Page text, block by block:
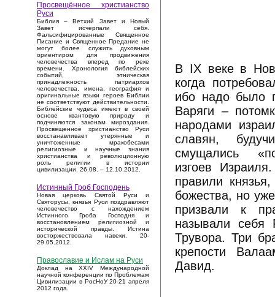
Просвещённое христианство
Руси
Библия – Ветхий Завет и Новый
Завет исчерпали себя.
Фальсифицированные Священное
Писание и Священное Предание не
могут более служить духовным
ориентиром для продвижения
человечества вперед по реке
времени. Хронология библейских
событий, этническая
принадлежность патриархов
человечества, имена, география и
оригинальные языки героев Библии
не соответствуют действительности.
Библейские чудеса имеют в своей
основе квантовую природу и
подчиняются законам мироздания.
Просвещенное христианство Руси
восстанавливает утерянные и
уничтоженные мракобесами
религиозные и научные знания
христианства и революционную
роль религии в истории
цивилизации. 26.08. – 12.10.2012.
Истинный Гроб Господень
Новая церковь Святой Руси и
Святорусы, князья Руси поздравляют
человечество с нахождением
Истинного Гроба Господня и
восстановлением религиозной и
исторической правды. Истина
восторжествовала навеки. 20-
29.05.2012.
Православие и Ислам на Руси
Доклад на XXIV Международной
научной конференции по Проблемам
Цивилизации в РосНоУ 20-21 апреля
2012 года.
В IX веке в
когда
ибо надо было
Варяги –
народами
славян,
смущались
изгоев
правили
божества, но
призвали к
называли
Трувора. Три
крепости
Давид.